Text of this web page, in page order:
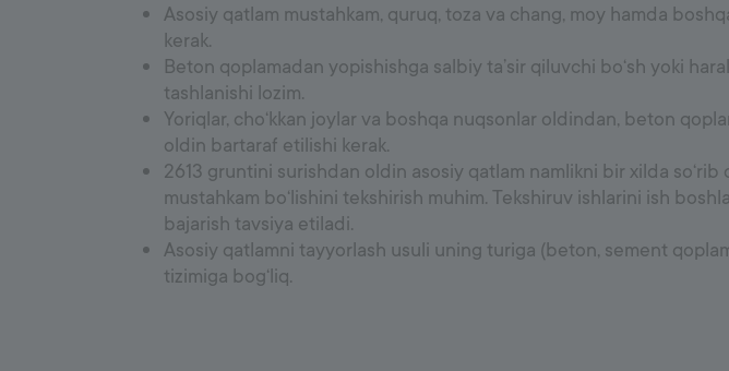
Asosiy qatlam mustahkam, quruq, toza va chang, moy hamda
kerak.
Beton qoplamadan yopishishga salbiy ta’sir qiluvchi bo‘sh yoki
tashlanishi lozim.
Yoriqlar, cho‘kkan joylar va boshqa nuqsonlar oldindan, beton
oldin bartaraf etilishi kerak.
2613 gruntini surishdan oldin asosiy qatlam namlikni bir xilda so‘rib
mustahkam bo‘lishini tekshirish muhim. Tekshiruv ishlarini ish
bajarish tavsiya etiladi.
Asosiy qatlamni tayyorlash usuli uning turiga (beton, sement
tizimiga bog‘liq.